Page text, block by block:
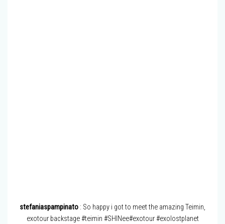
stefaniaspampinato : So happy i got to meet the amazing Teimin,
exotour backstage #teimin #SHINee#exotour #exolostplanet